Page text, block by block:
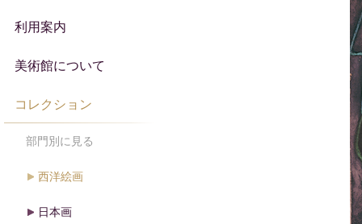
利用案内
美術館について
コレクション
部門別に見る
西洋絵画
日本画